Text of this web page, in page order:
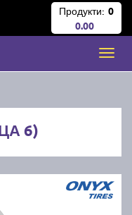
Продукти: 0
0.00
6)